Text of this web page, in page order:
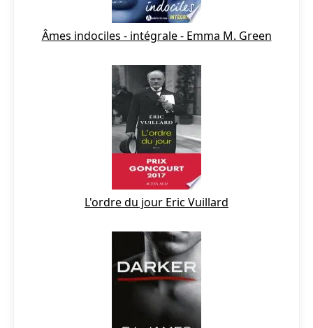
Âmes indociles - intégrale - Emma M. Green
L'ordre du jour Eric Vuillard